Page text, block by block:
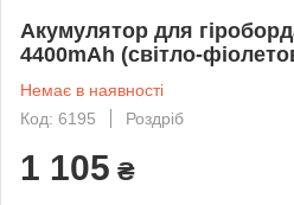
Акумулятор для
4400mAh (світло-
Немає в наявності
Код: 6195
Роздріб
1 105 ₴